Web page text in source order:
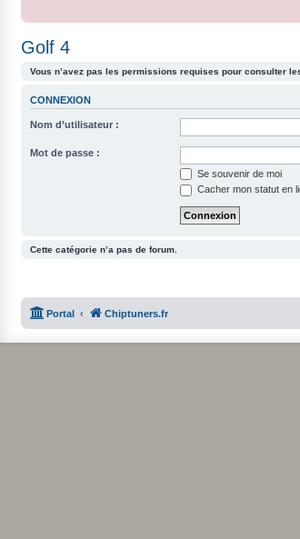
Golf 4
Vous n’avez pas les permissions requises pour consulter
CONNEXION
Nom d’utilisateur :
Mot de passe :
Se souvenir de moi
Cacher mon statut en
Cette catégorie n’a pas de forum.
Portal Chiptuners.fr